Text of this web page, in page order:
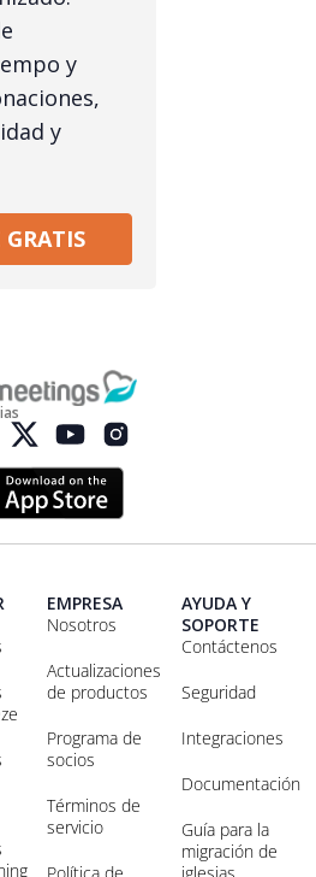
y
y
GRATIS
EMPRESA
Nosotros
Actualizaciones
de productos
Programa de
socios
Términos de
servicio
AYUDA Y
SOPORTE
Contáctenos
Seguridad
Integraciones
Documentación
Guía para la
migración de